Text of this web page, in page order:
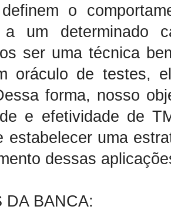
o
a um determinado
ser uma técnica
oráculo de testes,
forma, nosso
e efetividade de
estabelecer uma
dessas
DA BANCA: